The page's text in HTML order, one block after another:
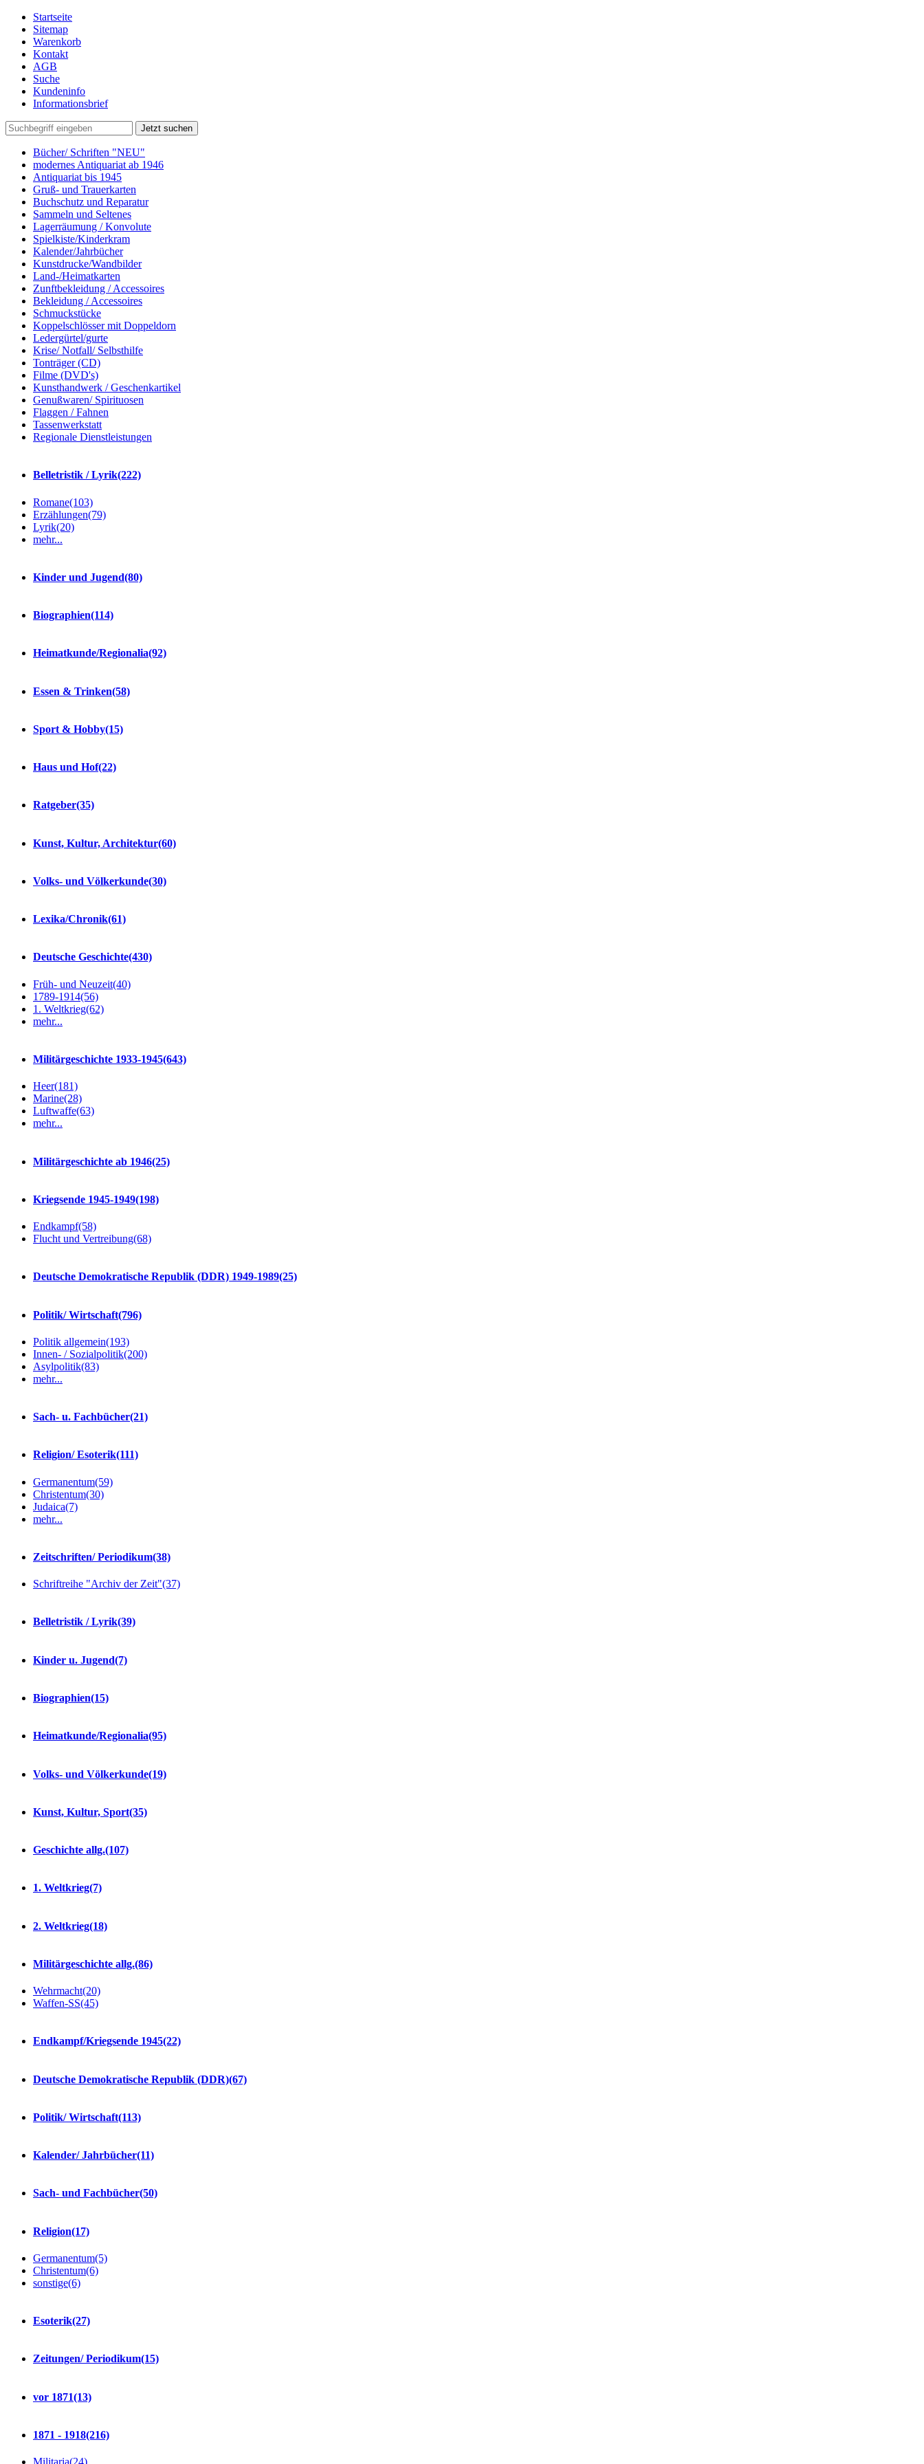
Startseite
Sitemap
Warenkorb
Kontakt
AGB
Suche
Kundeninfo
Informationsbrief
Jetzt suchen
Bücher/ Schriften "NEU"
modernes Antiquariat ab 1946
Antiquariat bis 1945
Gruß- und Trauerkarten
Buchschutz und Reparatur
Sammeln und Seltenes
Lagerräumung / Konvolute
Spielkiste/Kinderkram
Kalender/Jahrbücher
Kunstdrucke/Wandbilder
Land-/Heimatkarten
Zunftbekleidung / Accessoires
Bekleidung / Accessoires
Schmuckstücke
Koppelschlösser mit Doppeldorn
Ledergürtel/gurte
Krise/ Notfall/ Selbsthilfe
Tonträger (CD)
Filme (DVD's)
Kunsthandwerk / Geschenkartikel
Genußwaren/ Spirituosen
Flaggen / Fahnen
Tassenwerkstatt
Regionale Dienstleistungen
Belletristik / Lyrik(222)
Romane(103)
Erzählungen(79)
Lyrik(20)
mehr...
Kinder und Jugend(80)
Biographien(114)
Heimatkunde/Regionalia(92)
Essen & Trinken(58)
Sport & Hobby(15)
Haus und Hof(22)
Ratgeber(35)
Kunst, Kultur, Architektur(60)
Volks- und Völkerkunde(30)
Lexika/Chronik(61)
Deutsche Geschichte(430)
Früh- und Neuzeit(40)
1789-1914(56)
1. Weltkrieg(62)
mehr...
Militärgeschichte 1933-1945(643)
Heer(181)
Marine(28)
Luftwaffe(63)
mehr...
Militärgeschichte ab 1946(25)
Kriegsende 1945-1949(198)
Endkampf(58)
Flucht und Vertreibung(68)
Deutsche Demokratische Republik (DDR) 1949-1989(25)
Politik/ Wirtschaft(796)
Politik allgemein(193)
Innen- / Sozialpolitik(200)
Asylpolitik(83)
mehr...
Sach- u. Fachbücher(21)
Religion/ Esoterik(111)
Germanentum(59)
Christentum(30)
Judaica(7)
mehr...
Zeitschriften/ Periodikum(38)
Schriftreihe "Archiv der Zeit"(37)
Belletristik / Lyrik(39)
Kinder u. Jugend(7)
Biographien(15)
Heimatkunde/Regionalia(95)
Volks- und Völkerkunde(19)
Kunst, Kultur, Sport(35)
Geschichte allg.(107)
1. Weltkrieg(7)
2. Weltkrieg(18)
Militärgeschichte allg.(86)
Wehrmacht(20)
Waffen-SS(45)
Endkampf/Kriegsende 1945(22)
Deutsche Demokratische Republik (DDR)(67)
Politik/ Wirtschaft(113)
Kalender/ Jahrbücher(11)
Sach- und Fachbücher(50)
Religion(17)
Germanentum(5)
Christentum(6)
sonstige(6)
Esoterik(27)
Zeitungen/ Periodikum(15)
vor 1871(13)
1871 - 1918(216)